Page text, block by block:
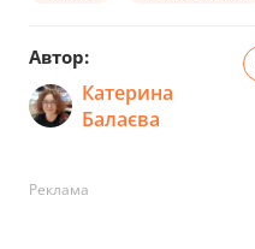
Автор:
Катерина
Балаєва
Реклама